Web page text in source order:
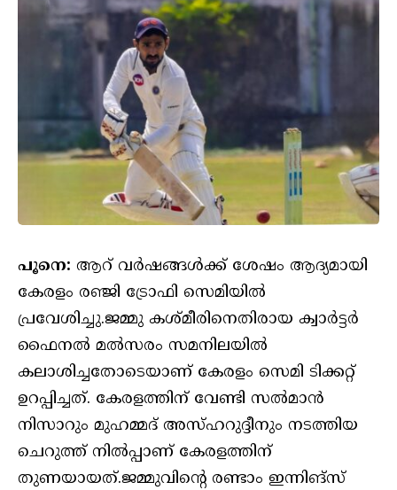
പൂനെ: ആറ് വര്‍ഷങ്ങള്‍ക്ക് ശേഷം ആദ്യമായി
കേരളം രഞ്ജി ട്രോഫി സെമിയില്‍
പ്രവേശിച്ചു.ജമ്മു കശ്മീരിനെതിരായ ക്വാര്‍ട്ടര്‍
ഫൈനല്‍ മല്‍സരം സമനിലയില്‍
കലാശിച്ചതോടെയാണ് കേരളം സെമി ടിക്കറ്റ്
ഉറപ്പിച്ചത്. കേരളത്തിന് വേണ്ടി സല്‍മാന്‍
നിസാറും മുഹമ്മദ് അസ്ഹറുദ്ദീനും നടത്തിയ
ചെറുത്ത് നില്‍പ്പാണ് കേരളത്തിന്
തുണയായത്.ജമ്മുവിന്റെ രണ്ടാം ഇന്നിങ്‌സ്